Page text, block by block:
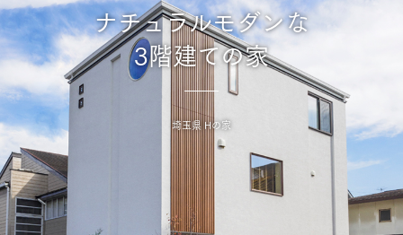
ナチュラルモダンな
3階建ての家
埼玉県 Hの家